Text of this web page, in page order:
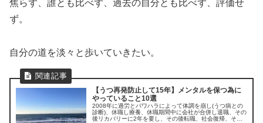
焦らず、誰とも比べず、過去の自分とも比べず、評価せ
ず。
自分の道を淡々と歩いていきたい。
【うつ再発防止して15年】メンタルを保つ為に
やっていること10選
2008年に過労とパワハラによって体調を崩し(うつ病との
診断)、休職し療養、休職期間中に会社が合併し退職、その
後リカバリーに2年を要し、その後転職、社会復帰、そこ